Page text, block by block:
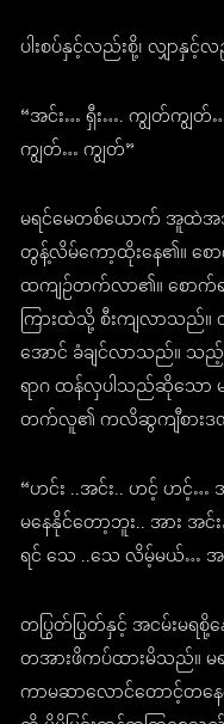
ပါးစပ်နှင့်လည်းစို့၊ လျှာနှ
“အင်း… ရှီး…. ကျွတ်ကျွ
ကျွတ်… ကျွတ်”
မရင်မေတစ်ယောက် အူထဲ
တွန့်လိမ်ကော့ထိုးနေ၏။ စ
ထကျဉ်တက်လာ၏။ စောက်
ကြားထဲသို့ စီးကျလာသည်။
အောင် ခံချင်လာသည်။ သ
ရာဂ ထန်လှပါသည်ဆိုသော
တက်လူ၏ ကလိဆွကျီစားဒဏ်
“ဟင်း ..အင်း.. ဟင့် ဟင့်…
မနေနိုင်တော့ဘူး.. အား အ
ရင် သေ ..သေ လိမ့်မယ်… အ
တပြွတ်ပြွတ်နှင့် အငမ်းမရ
တအားဖိကပ်ထားမိသည်။
ကာမဆာလောင်တောင့်တန